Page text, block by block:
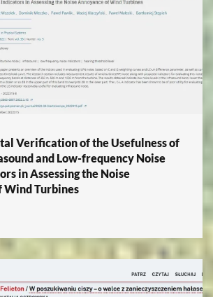
Verification of the Usefulness of
and Low-frequency Noise
in Assessing the Noise
Wind Turbines